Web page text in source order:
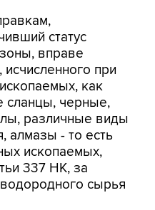
статус
вправе
при
как
сланцы, черные,
различные виды
алмазы - то есть
ископаемых,
337 НК, за
сырья